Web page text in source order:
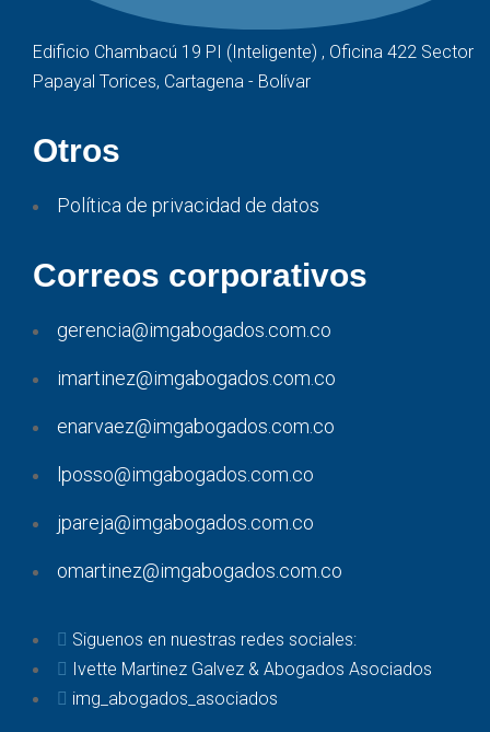
Edificio Chambacú 19 PI (Inteligente) , Oficina 422 Sector
Papayal Torices, Cartagena - Bolívar
Otros
Política de privacidad de datos
Correos corporativos
gerencia@imgabogados.com.co
imartinez@imgabogados.com.co
enarvaez@imgabogados.com.co
lposso@imgabogados.com.co
jpareja@imgabogados.com.co
omartinez@imgabogados.com.co
Siguenos en nuestras redes sociales:
Ivette Martinez Galvez & Abogados Asociados
img_abogados_asociados